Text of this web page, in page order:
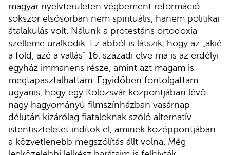
magyar nyelvterületen végbement reformáció
sokszor elsősorban nem spirituális, hanem politikai
átalakulás volt. Nálunk a protestáns ortodoxia
szelleme uralkodik. Ez abból is látszik, hogy az „akié
a föld, azé a vallás” 16. századi elve ma is az erdélyi
egyház immanens része, amint azt magam is
megtapasztalhattam. Egyidőben fontolgattam
ugyanis, hogy egy Kolozsvár központjában lévő
nagy hagyományú filmszínházban vasárnap
délután kizárólag fiataloknak szóló alternatív
istentiszteletet indítok el, aminek középpontjában
a közvetlenebb megszólítás állt volna. Még